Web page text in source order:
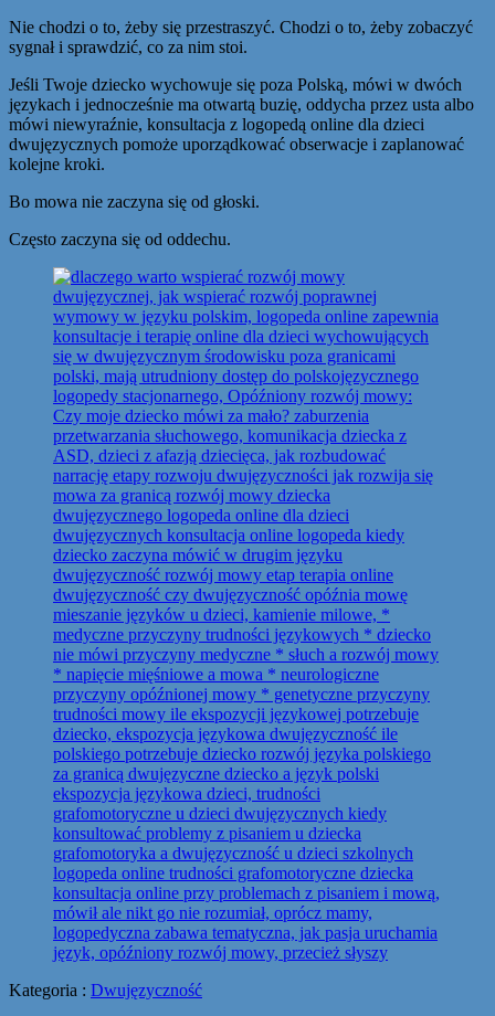
Nie chodzi o to, żeby się przestraszyć. Chodzi o to, żeby zobaczyć
sygnał i sprawdzić, co za nim stoi.
Jeśli Twoje dziecko wychowuje się poza Polską, mówi w dwóch
językach i jednocześnie ma otwartą buzię, oddycha przez usta albo
mówi niewyraźnie, konsultacja z logopedą online dla dzieci
dwujęzycznych pomoże uporządkować obserwacje i zaplanować
kolejne kroki.
Bo mowa nie zaczyna się od głoski.
Często zaczyna się od oddechu.
Kategoria : Dwujęzyczność